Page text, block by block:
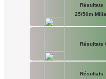
25/50m
Résultats